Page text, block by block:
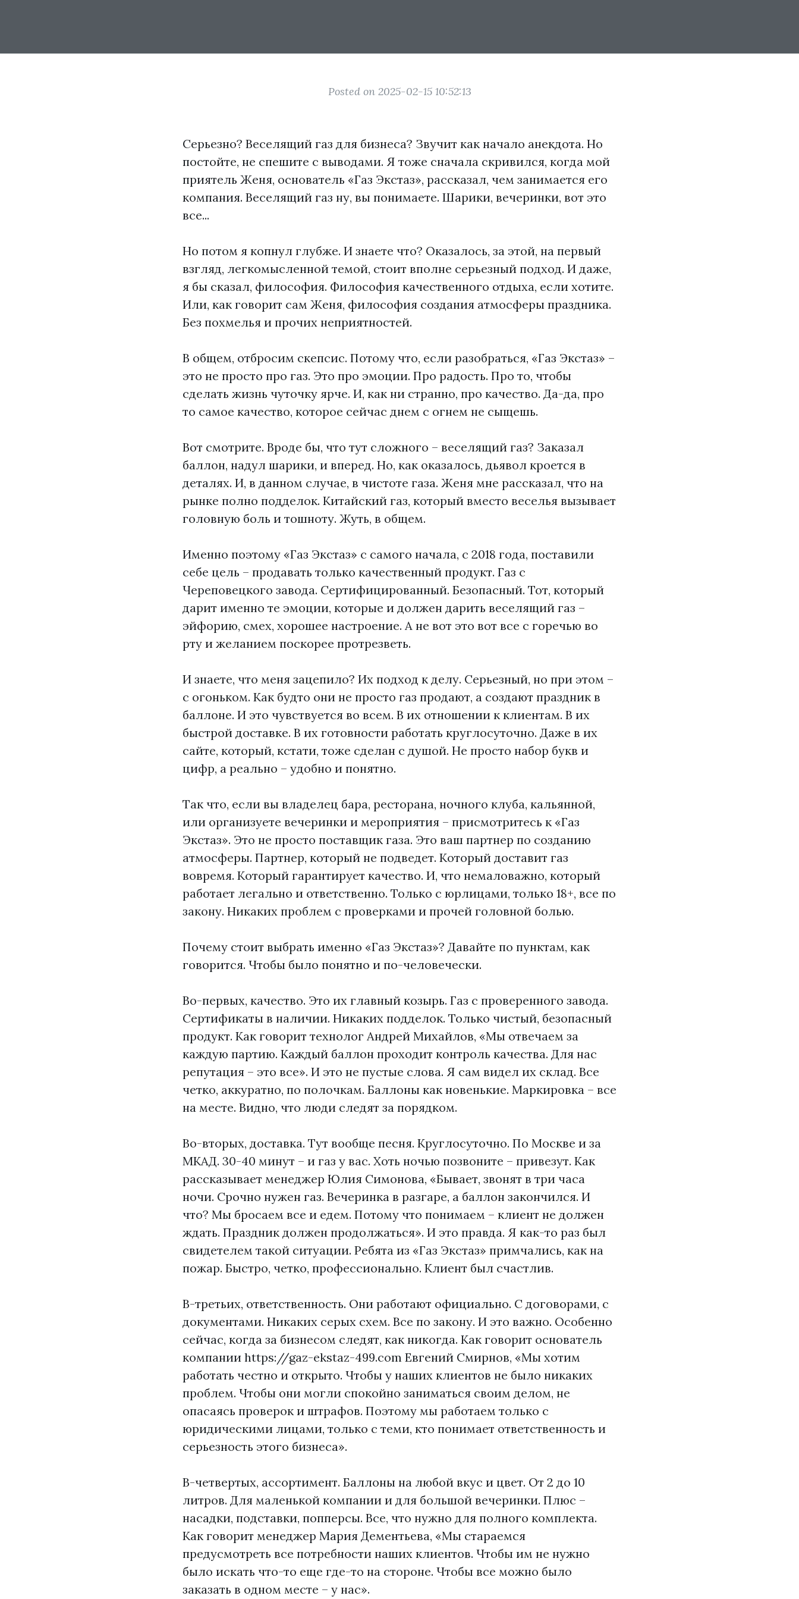
Posted on 2025-02-15 10:52:13
Серьезно? Веселящий газ для бизнеса? Звучит как начало анекдота. Но
постойте, не спешите с выводами. Я тоже сначала скривился, когда мой
приятель Женя, основатель «Газ Экстаз», рассказал, чем занимается его
компания. Веселящий газ ну, вы понимаете. Шарики, вечеринки, вот это
все...
Но потом я копнул глубже. И знаете что? Оказалось, за этой, на первый
взгляд, легкомысленной темой, стоит вполне серьезный подход. И даже,
я бы сказал, философия. Философия качественного отдыха, если хотите.
Или, как говорит сам Женя, философия создания атмосферы праздника.
Без похмелья и прочих неприятностей.
В общем, отбросим скепсис. Потому что, если разобраться, «Газ Экстаз» –
это не просто про газ. Это про эмоции. Про радость. Про то, чтобы
сделать жизнь чуточку ярче. И, как ни странно, про качество. Да-да, про
то самое качество, которое сейчас днем с огнем не сыщешь.
Вот смотрите. Вроде бы, что тут сложного – веселящий газ? Заказал
баллон, надул шарики, и вперед. Но, как оказалось, дьявол кроется в
деталях. И, в данном случае, в чистоте газа. Женя мне рассказал, что на
рынке полно подделок. Китайский газ, который вместо веселья вызывает
головную боль и тошноту. Жуть, в общем.
Именно поэтому «Газ Экстаз» с самого начала, с 2018 года, поставили
себе цель – продавать только качественный продукт. Газ с
Череповецкого завода. Сертифицированный. Безопасный. Тот, который
дарит именно те эмоции, которые и должен дарить веселящий газ –
эйфорию, смех, хорошее настроение. А не вот это вот все с горечью во
рту и желанием поскорее протрезветь.
И знаете, что меня зацепило? Их подход к делу. Серьезный, но при этом –
с огоньком. Как будто они не просто газ продают, а создают праздник в
баллоне. И это чувствуется во всем. В их отношении к клиентам. В их
быстрой доставке. В их готовности работать круглосуточно. Даже в их
сайте, который, кстати, тоже сделан с душой. Не просто набор букв и
цифр, а реально – удобно и понятно.
Так что, если вы владелец бара, ресторана, ночного клуба, кальянной,
или организуете вечеринки и мероприятия – присмотритесь к «Газ
Экстаз». Это не просто поставщик газа. Это ваш партнер по созданию
атмосферы. Партнер, который не подведет. Который доставит газ
вовремя. Который гарантирует качество. И, что немаловажно, который
работает легально и ответственно. Только с юрлицами, только 18+, все по
закону. Никаких проблем с проверками и прочей головной болью.
Почему стоит выбрать именно «Газ Экстаз»? Давайте по пунктам, как
говорится. Чтобы было понятно и по-человечески.
Во-первых, качество. Это их главный козырь. Газ с проверенного завода.
Сертификаты в наличии. Никаких подделок. Только чистый, безопасный
продукт. Как говорит технолог Андрей Михайлов, «Мы отвечаем за
каждую партию. Каждый баллон проходит контроль качества. Для нас
репутация – это все». И это не пустые слова. Я сам видел их склад. Все
четко, аккуратно, по полочкам. Баллоны как новенькие. Маркировка – все
на месте. Видно, что люди следят за порядком.
Во-вторых, доставка. Тут вообще песня. Круглосуточно. По Москве и за
МКАД. 30-40 минут – и газ у вас. Хоть ночью позвоните – привезут. Как
рассказывает менеджер Юлия Симонова, «Бывает, звонят в три часа
ночи. Срочно нужен газ. Вечеринка в разгаре, а баллон закончился. И
что? Мы бросаем все и едем. Потому что понимаем – клиент не должен
ждать. Праздник должен продолжаться». И это правда. Я как-то раз был
свидетелем такой ситуации. Ребята из «Газ Экстаз» примчались, как на
пожар. Быстро, четко, профессионально. Клиент был счастлив.
В-третьих, ответственность. Они работают официально. С договорами, с
документами. Никаких серых схем. Все по закону. И это важно. Особенно
сейчас, когда за бизнесом следят, как никогда. Как говорит основатель
компании https://gaz-ekstaz-499.com Евгений Смирнов, «Мы хотим
работать честно и открыто. Чтобы у наших клиентов не было никаких
проблем. Чтобы они могли спокойно заниматься своим делом, не
опасаясь проверок и штрафов. Поэтому мы работаем только с
юридическими лицами, только с теми, кто понимает ответственность и
серьезность этого бизнеса».
В-четвертых, ассортимент. Баллоны на любой вкус и цвет. От 2 до 10
литров. Для маленькой компании и для большой вечеринки. Плюс –
насадки, подставки, попперсы. Все, что нужно для полного комплекта.
Как говорит менеджер Мария Дементьева, «Мы стараемся
предусмотреть все потребности наших клиентов. Чтобы им не нужно
было искать что-то еще где-то на стороне. Чтобы все можно было
заказать в одном месте – у нас».